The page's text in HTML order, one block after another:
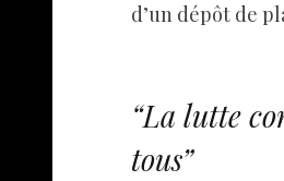
d’un dépôt de
“La lutte
tous”